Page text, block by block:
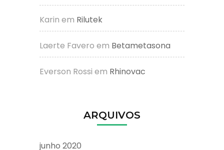
Karin em Rilutek
Laerte Favero em Betametasona
Everson Rossi em Rhinovac
ARQUIVOS
junho 2020